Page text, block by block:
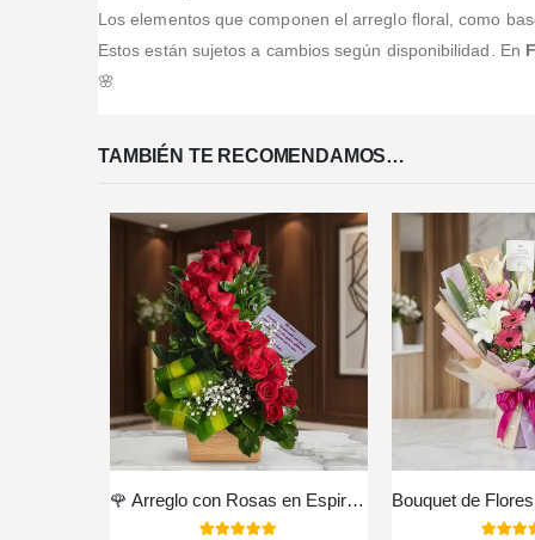
Los elementos que componen el arreglo floral, como
Estos están sujetos a cambios según disponibilidad. En
🌸
TAMBIÉN TE RECOMENDAMOS…
🌹 Arreglo con Rosas en Espiral – Elegancia Natural 🌿